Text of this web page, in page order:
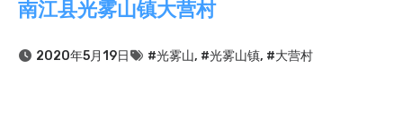
南江县光雾山镇大营村
2020年5月19日 #光雾山, #光雾山镇, #大营村